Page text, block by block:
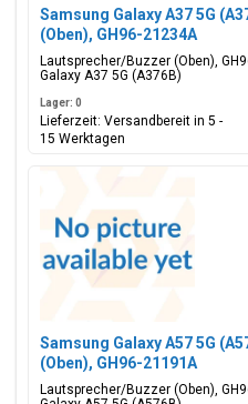
Samsung Galaxy A37 5G
(Oben), GH96-21234A
Lautsprecher/Buzzer (Oben),
Galaxy A37 5G (A376B)
Lager: 0
Lieferzeit: Versandbereit in 5 -
15 Werktagen
Samsung Galaxy A57 5G
(Oben), GH96-21191A
Lautsprecher/Buzzer (Oben),